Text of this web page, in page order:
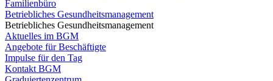
Familienbüro
Betriebliches Gesundheitsmanagement
Betriebliches Gesundheitsmanagement
Aktuelles im BGM
Angebote für Beschäftigte
Impulse für den Tag
Kontakt BGM